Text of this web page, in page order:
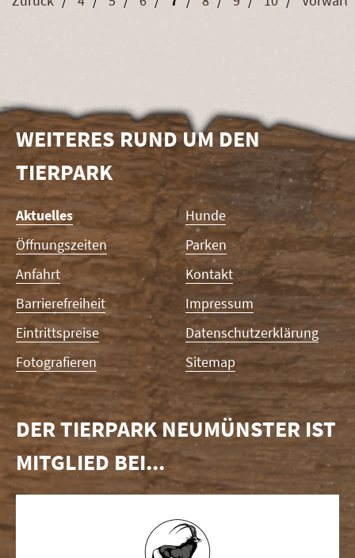
WEITERES RUND UM DEN
TIERPARK
Navigation
überspringen
Aktuelles
Öffnungszeiten
Anfahrt
Barrierefreiheit
Eintrittspreise
Fotografieren
Hunde
Parken
Kontakt
Impressum
Datenschutzerklärung
Sitemap
DER TIERPARK NEUMÜNSTER IST
MITGLIED BEI...